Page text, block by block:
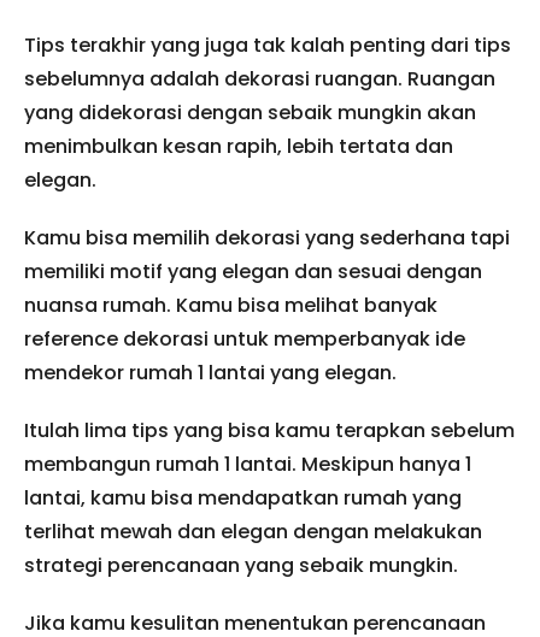
Tips terakhir yang juga tak kalah penting dari tips
sebelumnya adalah dekorasi ruangan. Ruangan
yang didekorasi dengan sebaik mungkin akan
menimbulkan kesan rapih, lebih tertata dan
elegan.
Kamu bisa memilih dekorasi yang sederhana tapi
memiliki motif yang elegan dan sesuai dengan
nuansa rumah. Kamu bisa melihat banyak
reference dekorasi untuk memperbanyak ide
mendekor rumah 1 lantai yang elegan.
Itulah lima tips yang bisa kamu terapkan sebelum
membangun rumah 1 lantai. Meskipun hanya 1
lantai, kamu bisa mendapatkan rumah yang
terlihat mewah dan elegan dengan melakukan
strategi perencanaan yang sebaik mungkin.
Jika kamu kesulitan menentukan perencanaan